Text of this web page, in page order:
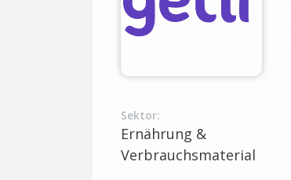
Sektor:
Ernährung &
Verbrauchsmaterial